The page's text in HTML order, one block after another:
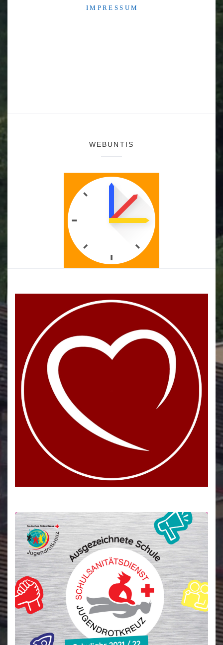
I M P R E S S U M
WEBUNTIS